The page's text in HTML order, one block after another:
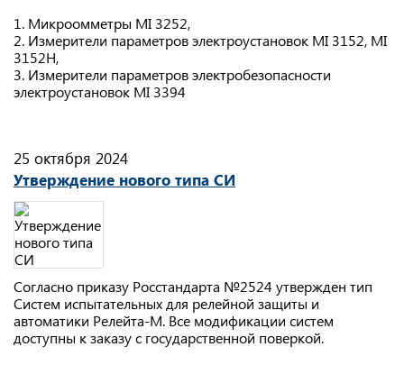
1. Микроомметры MI 3252,
2. Измерители параметров электроустановок MI 3152, MI
3152H,
3. Измерители параметров электробезопасности
электроустановок MI 3394
25 октября 2024
Утверждение нового типа СИ
Согласно приказу Росстандарта №2524 утвержден тип
Систем испытательных для релейной защиты и
автоматики Релейта-М. Все модификации систем
доступны к заказу с государственной поверкой.